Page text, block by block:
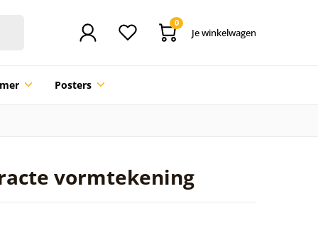
0
Je winkelwagen
Posters
vormtekening